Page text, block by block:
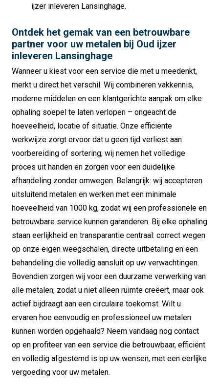
ijzer inleveren Lansinghage.
Ontdek het gemak van een betrouwbare
partner voor uw metalen bij Oud ijzer
inleveren Lansinghage
Wanneer u kiest voor een service die met u meedenkt,
merkt u direct het verschil. Wij combineren vakkennis,
moderne middelen en een klantgerichte aanpak om elke
ophaling soepel te laten verlopen – ongeacht de
hoeveelheid, locatie of situatie. Onze efficiënte
werkwijze zorgt ervoor dat u geen tijd verliest aan
voorbereiding of sortering; wij nemen het volledige
proces uit handen en zorgen voor een duidelijke
afhandeling zonder omwegen. Belangrijk: wij accepteren
uitsluitend metalen en werken met een minimale
hoeveelheid van 1000 kg, zodat wij een professionele en
betrouwbare service kunnen garanderen. Bij elke ophaling
staan eerlijkheid en transparantie centraal: correct wegen
op onze eigen weegschalen, directe uitbetaling en een
behandeling die volledig aansluit op uw verwachtingen.
Bovendien zorgen wij voor een duurzame verwerking van
alle metalen, zodat u niet alleen ruimte creëert, maar ook
actief bijdraagt aan een circulaire toekomst. Wilt u
ervaren hoe eenvoudig en professioneel uw metalen
kunnen worden opgehaald? Neem vandaag nog contact
op en profiteer van een service die betrouwbaar, efficiënt
en volledig afgestemd is op uw wensen, met een eerlijke
vergoeding voor uw metalen.